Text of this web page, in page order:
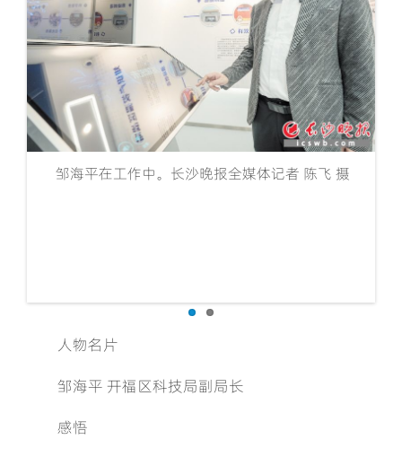
邹海平在工作中。长沙晚报全媒体记者 陈飞 摄
人物名片
邹海平 开福区科技局副局长
感悟